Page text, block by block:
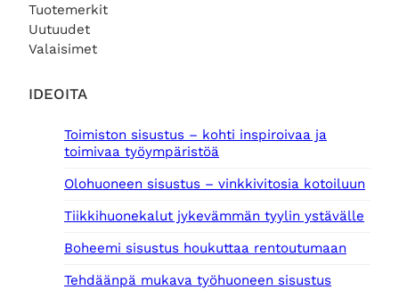
Tuotemerkit
Uutuudet
Valaisimet
IDEOITA
Toimiston sisustus – kohti inspiroivaa ja
toimivaa työympäristöä
Olohuoneen sisustus – vinkkivitosia kotoiluun
Tiikkihuonekalut jykevämmän tyylin ystävälle
Boheemi sisustus houkuttaa rentoutumaan
Tehdäänpä mukava työhuoneen sisustus